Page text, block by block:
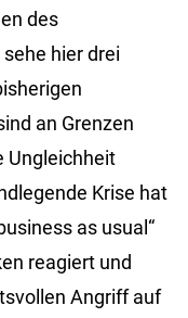
des
hier drei
an Grenzen
Ungleichheit
Krise hat
as usual“
reagiert und
Angriff auf